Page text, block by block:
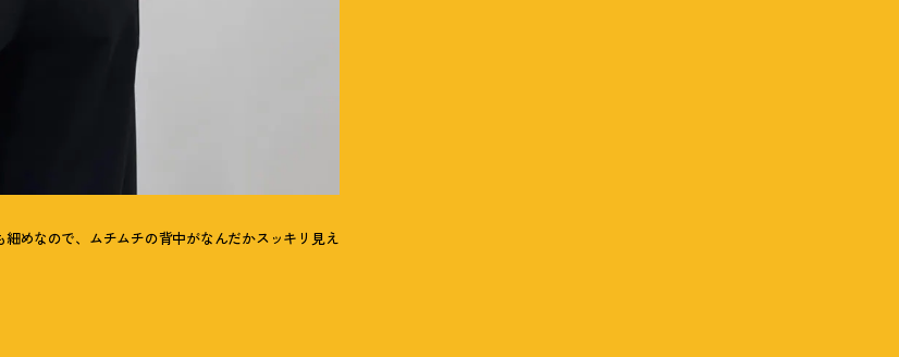
めなので、ムチムチの背中がなんだかスッキリ見え